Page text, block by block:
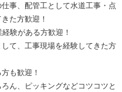
事、配管工として水道工事・点
た方歓迎！
験がある方歓迎！
て、工事現場を経験してきた方
も歓迎！
ん、ピッキングなどコツコツと